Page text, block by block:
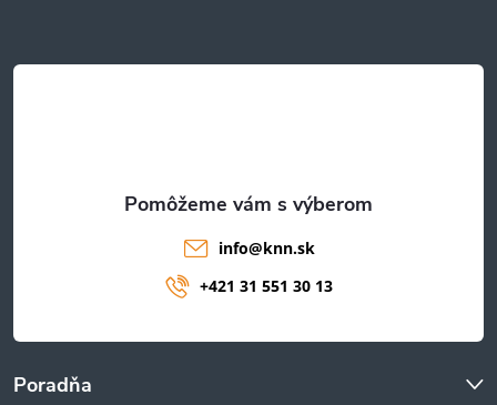
t
Poradňa
info@knn.sk
+421 31 551 30 13